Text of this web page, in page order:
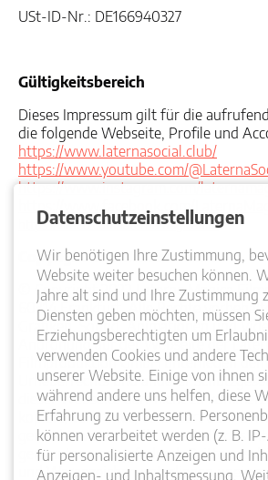
USt-ID-Nr.: DE166940327
Gültigkeitsbereich
Dieses Impressum gilt für die
die folgende Webseite, Profile und
https://www.laternasocial.club/
https://www.youtube.com/
https://www.instagram.com/
https://www.facebook.com/
https://vimeo.com/laternamagicafilm
Copyright und Urheberrecht
© Copyright 2022 Laterna Magica
60314 Frankfurt. Alle Rechte
Grafiken, Sound, Animationen und
Anordnung auf der Webseite der
Filmproduktion GmbH unterliegen
Urheberrechts und anderer
dieser Webseite darf nicht zu
kopiert, verbreitet, verändert oder
gemacht werden. Alle innerhalb des
genannten und ggf. durch Dritte
und Warenzeichen unterliegen
Datenschutzeinstellungen
Wir benötigen Ihre Zustimmung,
Website weiter besuchen können.
Jahre alt sind und Ihre Zustimmung
Diensten geben möchten, müssen
Erziehungsberechtigten um
verwenden Cookies und andere
unserer Website. Einige von ihnen
während andere uns helfen, diese
Erfahrung zu verbessern.
können verarbeitet werden (z. B.
für personalisierte Anzeigen und
Anzeigen- und Inhaltsmessung.